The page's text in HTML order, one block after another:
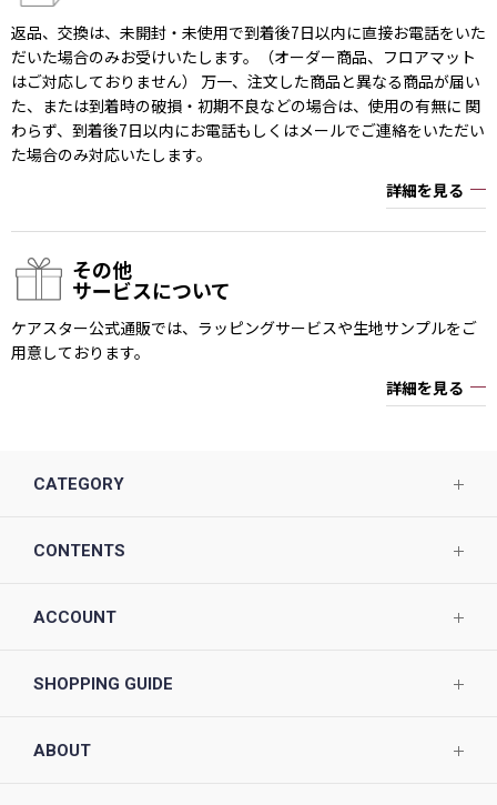
返品、交換は、未開封・未使用で到着後7日以内に直接お電話をいた
だいた場合のみお受けいたします。（オーダー商品、フロアマット
はご対応しておりません） 万一、注文した商品と異なる商品が届い
た、または到着時の破損・初期不良などの場合は、使用の有無に 関
わらず、到着後7日以内にお電話もしくはメールでご連絡をいただい
た場合のみ対応いたします。
詳細を見る
その他
サービスについて
ケアスター公式通販では、ラッピングサービスや生地サンプルをご
用意しております。
詳細を見る
CATEGORY
CONTENTS
ACCOUNT
SHOPPING GUIDE
ABOUT